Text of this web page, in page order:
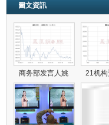
圖文資訊
商务部发言人姚 21机